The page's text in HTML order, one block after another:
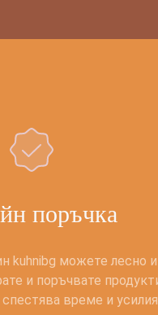
поръчка
kuhnibg можете лесно и
и поръчвате
време и